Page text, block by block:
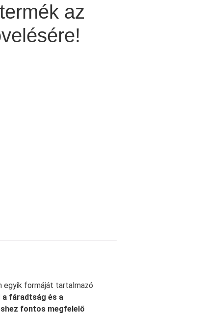
az
egyik formáját tartalmazó
a fáradtság és a
fontos megfelelő